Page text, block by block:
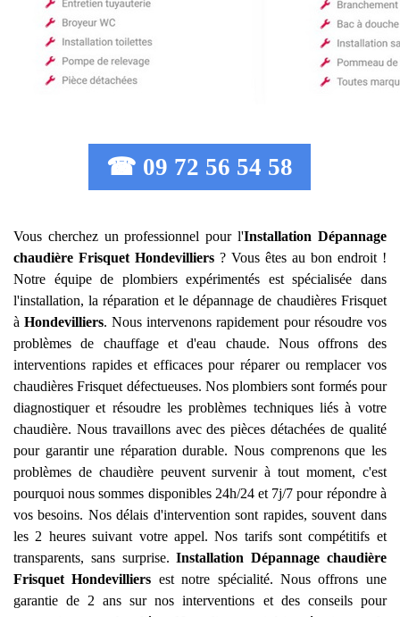
☎ 09 72 56 54 58
Vous cherchez un professionnel pour l'Installation Dépannage
chaudière Frisquet Hondevilliers? Vous êtes au bon endroit !
Notre équipe de plombiers expérimentés est spécialisée dans
l'installation, la réparation et le dépannage de chaudières Frisquet
àHondevilliers. Nous intervenons rapidement pour résoudre vos
problèmes de chauffage et d'eau chaude. Nous offrons des
interventions rapides et efficaces pour réparer ou remplacer vos
chaudières Frisquet défectueuses. Nos plombiers sont formés pour
diagnostiquer et résoudre les problèmes techniques liés à votre
chaudière. Nous travaillons avec des pièces détachées de qualité
pour garantir une réparation durable. Nous comprenons que les
problèmes de chaudière peuvent survenir à tout moment, c'est
pourquoi nous sommes disponibles 24h/24 et 7j/7 pour répondre à
vos besoins. Nos délais d'intervention sont rapides, souvent dans
les 2 heures suivant votre appel. Nos tarifs sont compétitifs et
transparents, sans surprise.Installation Dépannage chaudière
Frisquet Hondevilliers est notre spécialité. Nous offrons une
garantie de 2 ans sur nos interventions et des conseils pour